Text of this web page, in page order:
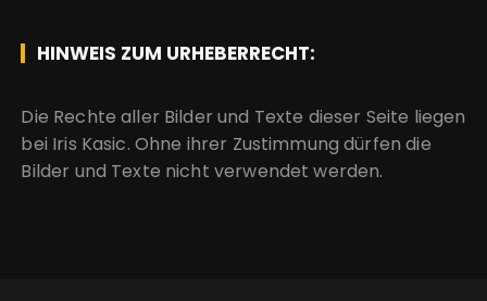
HINWEIS ZUM URHEBERRECHT:
Die Rechte aller Bilder und Texte dieser Seite liegen
bei Iris Kasic. Ohne ihrer Zustimmung dürfen die
Bilder und Texte nicht verwendet werden.